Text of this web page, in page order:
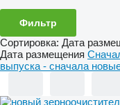
Фильтр
Сортировка: Дата
Дата размещения
выпуска - сначала